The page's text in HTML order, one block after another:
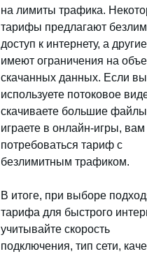
на лимиты трафика.
тарифы предлагают
доступ к интернету, а другие
имеют ограничения на
скачанных данных. Если вы
используете потоковое
скачиваете большие
играете в онлайн-игры,
потребоваться тариф с
безлимитным трафиком.
В итоге, при выборе
тарифа для быстрого
учитывайте скорость
подключения, тип сети,